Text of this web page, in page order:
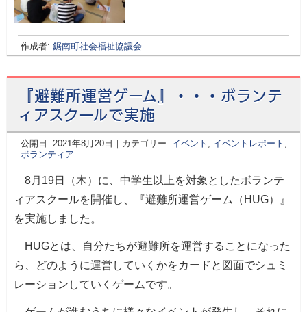
作成者: 鋸南町社会福祉協議会
『避難所運営ゲーム』・・・ボランテ
ィアスクールで実施
公開日: 2021年8月20日 ｜カテゴリー: イベント イベントレポート
ボランティア
8月19日（木）に、中学生以上を対象としたボランテ
ィアスクールを開催し、『避難所運営ゲーム（HUG）』
を実施しました。
HUGとは、自分たちが避難所を運営することになった
ら、どのように運営していくかをカードと図面でシュミ
レーションしていくゲームです。